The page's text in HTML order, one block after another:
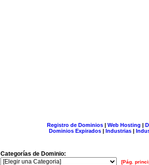
Registro de Dominios| Web Hosting |
Dominios Expirados | Industrias |
Categorías de Dominio:
[Pág.